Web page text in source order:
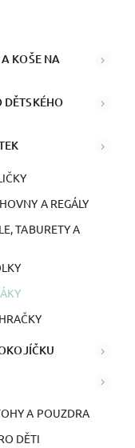
KOŠE NA
DĚTSKÉHO
A REGÁLY
TABURETY A
A POUZDRA
DĚTI